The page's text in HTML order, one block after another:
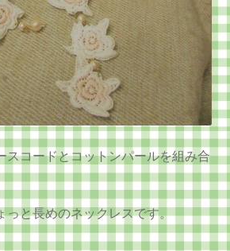
スコードとコットンパールを組み合
っと長めのネックレスです。